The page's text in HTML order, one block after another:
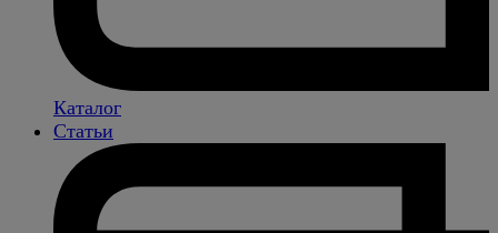
Каталог
Статьи